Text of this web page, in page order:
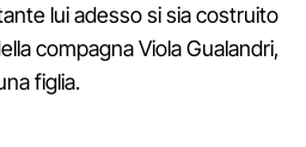
lui adesso si sia costruito
compagna Viola Gualandri,
figlia.